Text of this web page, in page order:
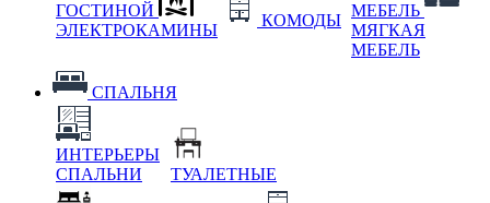
ГОСТИНОЙ
ЭЛЕКТРОКАМИНЫ
КОМОДЫ
МЕБЕЛЬ
МЯГКАЯ
МЕБЕЛЬ
СПАЛЬНЯ
ИНТЕРЬЕРЫ
СПАЛЬНИ
ТУАЛЕТНЫЕ